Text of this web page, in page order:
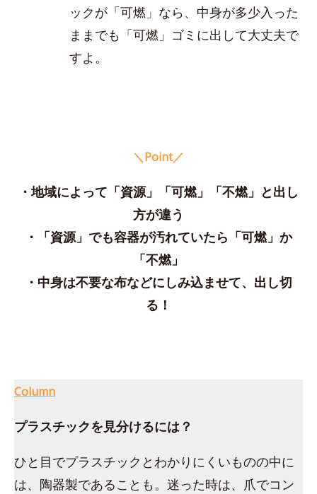
ックが「可燃」なら、中身が多少入った
ままでも「可燃」ゴミに出して大丈夫で
すよ。
＼Point／
・地域によって「資源」「可燃」「不燃」と出し
方が違う
・「資源」でも容器が汚れていたら「可燃」か
「不燃」
・中身は不要な布などにしみ込ませて、出し切
る！
Column
プラスチックを見分けるには？
ひと目でプラスチックとわかりにくいものの中に
は、陶器製であることも。迷った時は、爪でコン